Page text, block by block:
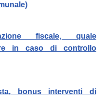
fiscale, quale
in caso di controllo
bonus interventi di